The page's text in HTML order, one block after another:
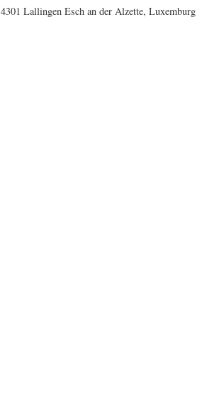
4301 Lallingen Esch an der Alzette, Luxemburg